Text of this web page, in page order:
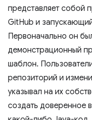
представляет собой
GitHub и
Первоначально он
демонстрационный
шаблон.
репозиторий и
указывал на их
создать доверенное